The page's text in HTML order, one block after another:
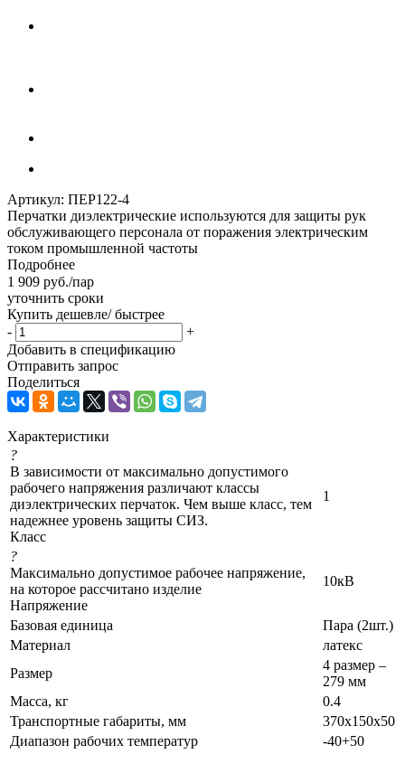
Артикул: ПЕР122-4
Перчатки диэлектрические используются для защиты рук
обслуживающего персонала от поражения электрическим
током промышленной частоты
Подробнее
1 909 руб./пар
уточнить сроки
Купить дешевле/ быстрее
-
+
Добавить в спецификацию
Отправить запрос
Поделиться
Характеристики
?
В зависимости от максимально допустимого
рабочего напряжения различают классы
диэлектрических перчаток. Чем выше класс, тем
надежнее уровень защиты СИЗ.
Класс
1
?
Максимально допустимое рабочее напряжение,
на которое рассчитано изделие
Напряжение
10кВ
Базовая единица
Пара (2шт.)
Материал
латекс
Размер
4 размер –
279 мм
Масса, кг
0.4
Транспортные габариты, мм
370х150х50
Диапазон рабочих температур
-40+50